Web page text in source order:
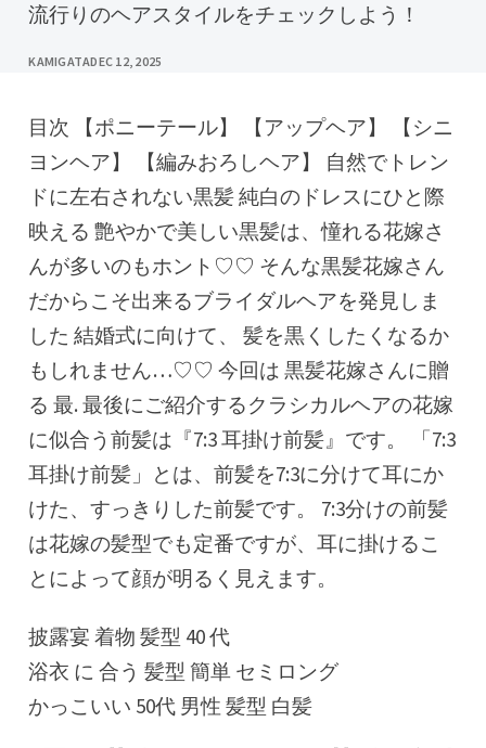
流行りのヘアスタイルをチェックしよう！
KAMIGATADEC 12, 2025
目次 【ポニーテール】 【アップヘア】 【シニ
ヨンヘア】 【編みおろしヘア】 自然でトレン
ドに左右されない黒髪 純白のドレスにひと際
映える 艶やかで美しい黒髪は、憧れる花嫁さ
んが多いのもホント♡♡ そんな黒髪花嫁さん
だからこそ出来るブライダルヘアを発見しま
した 結婚式に向けて、 髪を黒くしたくなるか
もしれません…♡♡ 今回は 黒髪花嫁さんに贈
る 最. 最後にご紹介するクラシカルヘアの花嫁
に似合う前髪は『7:3 耳掛け前髪』です。 「7:3
耳掛け前髪」とは、前髪を7:3に分けて耳にか
けた、すっきりした前髪です。 7:3分けの前髪
は花嫁の髪型でも定番ですが、耳に掛けるこ
とによって顔が明るく見えます。
披露宴 着物 髪型 40 代
浴衣 に 合う 髪型 簡単 セミロング
かっこいい 50代 男性 髪型 白髪